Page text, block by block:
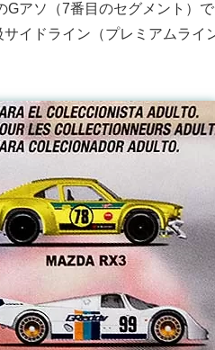
アソ（7番目のセグメント）
イドライン（プレミアムライ